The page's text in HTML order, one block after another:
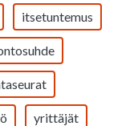
itsetuntemus
yrittäjät